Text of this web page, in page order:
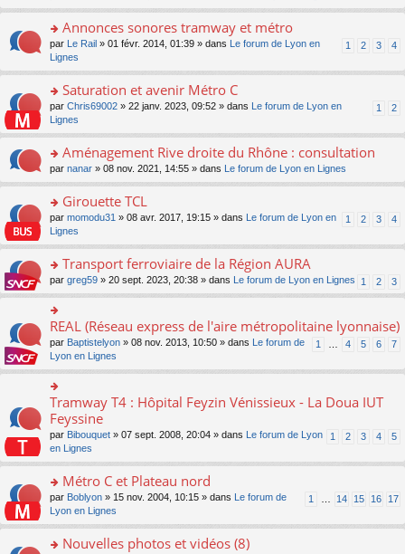
ré
e
nt
lu
pl
u
ré
e
nt
e
n
n
pl
u
ré
e
nt
a
g
e
n
o
lu
u
s
ré
e
nt
le
m
e
s
g
e
n
o
n
le
u
s
ré
c
nt
n
ult
er
le
m
e
s
s
e
n
o
n
le
s
ré
c
e
nt
o
s
er
le
m
e
s
s
e
n
o
n
lu
pl
s
ré
c
nt
Annonces sonores tramway et métro
1 2 3 4
par Le Rail » 01 févr. 2014, 01:39 » dans
Le forum de Lyon en
Lignes
o
s
er
le
m
e
s
s
e
n
o
n
lu
pl
ré
e
nt
Saturation et avenir Métro C
1 2
par Chris69002 » 22 janv. 2023, 09:52 » dans
Le forum de Lyon en
Lignes
o
n
ult
er
le
m
e
s
a
e
n
o
n
lu
le
pl
u
s
ré
c
e
nt
Aménagement Rive droite du Rhône : consultation
par nanar » 08 nov. 2021, 14:55 » dans Le forum de Lyon en Lignes
o
s
er
le
m
e
s
s
a
e
o
n
lu
le
pl
s
ré
c
e
nt
Girouette TCL
1 2 3 4
par momodu31 » 08 avr. 2017, 19:15 » dans
Le forum de Lyon en
Lignes
o
n
s
ult
er
le
m
e
s
a
e
n
lu
le
pl
s
Transport ferroviaire de la Région AURA
1 2 3
par greg59 » 20 sept. 2023, 20:38 » dans Le forum de Lyon en Lignes
o
n
s
le
m
e
s
s
a
e
n
o
n
lu
REAL (Réseau express de l'aire métropolitaine lyonnaise)
1 4 5 6 7
par Baptistelyon » 08 nov. 2013, 10:50 » dans
Le forum de
Lyon en Lignes
o
n
ult
le
m
e
s
s
g
Tramway T4 : Hôpital Feyzin Vénissieux - La Doua IUT
Feyssine
1 2 3 4 5
par Bibouquet » 07 sept. 2008, 20:04 » dans
Le forum de Lyon
en Lignes
o
s
er
Métro C et Plateau nord
1 14 15 16 17
par Boblyon » 15 nov. 2004, 10:15 » dans
Le forum de
Lyon en Lignes
Nouvelles photos et vidéos (8)